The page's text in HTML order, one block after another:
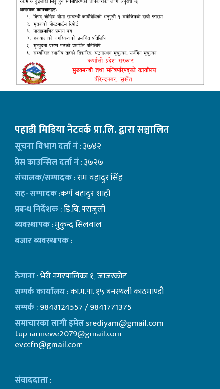
पहाडी मिडिया नेटवर्क प्रा.लि. द्वारा सञ्चालित
सूचना विभाग दर्ता नं: ३७४२
प्रेस काउन्सिल दर्ता नं: ३७२७
संचालक/सम्पादक: राम वहादुर सिंह
सह- सम्पादक:कर्ण बहादुर शाही
प्रबन्ध निर्देशक: डि.बि. पराजुली
ब्यवस्थापक: मुकुन्द सिलवाल
बजार ब्यवस्थापक:
ठेगाना: भेरी नगरपालिका १, जाजरकोट
सम्पर्क कार्यालय: का.म.पा. १५ बनस्थली काठमाण्डाै
सम्पर्क: 9848124557 / 9841771375
समाचारका लागी इमेलsrediyam@gmail.com
tuphannewe2079@gmail.com
evccfn@gmail.com
संवाददाता: